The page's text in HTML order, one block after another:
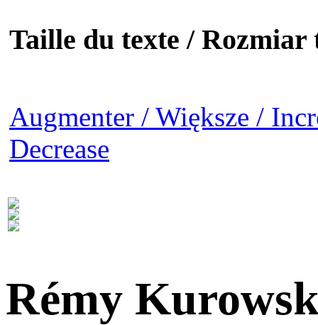
Taille du texte / Rozmiar
Augmenter / Większe /
Decrease
Rémy